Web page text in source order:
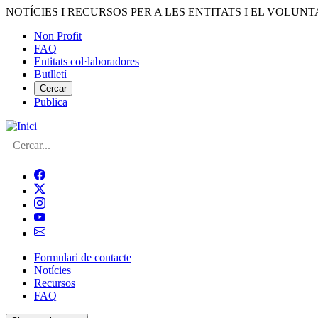
Vés
contingut
NOTÍCIES I RECURSOS PER A LES ENTITATS I EL
Menú
del
compte
d'usuari
Non Profit
FAQ
Entitats col·laboradores
Butlletí
Cercar
Publica
Cerca
Navegació
principal
de
Formulari de contacte
Notícies
Recursos
FAQ